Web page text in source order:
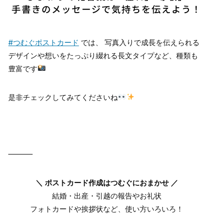
#つむぐポストカード では、 写真入りで成長を伝えられる
デザインや想いをたっぷり綴れる長文タイプなど、種類も
豊富です
是非チェックしてみてくださいね
＼ ポストカード作成はつむぐにおまかせ ／
結婚・出産・引越の報告やお礼状
フォトカードや挨拶状など、使い方いろいろ！